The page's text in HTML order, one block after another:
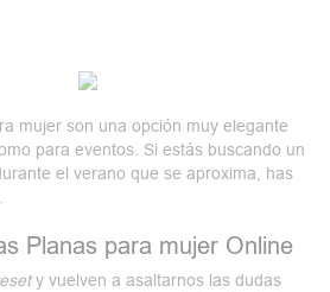
mujer son una opción muy elegante
para eventos. Si estás buscando un
el verano que se aproxima, has
Planas para mujer Online
y vuelven a asaltarnos las dudas